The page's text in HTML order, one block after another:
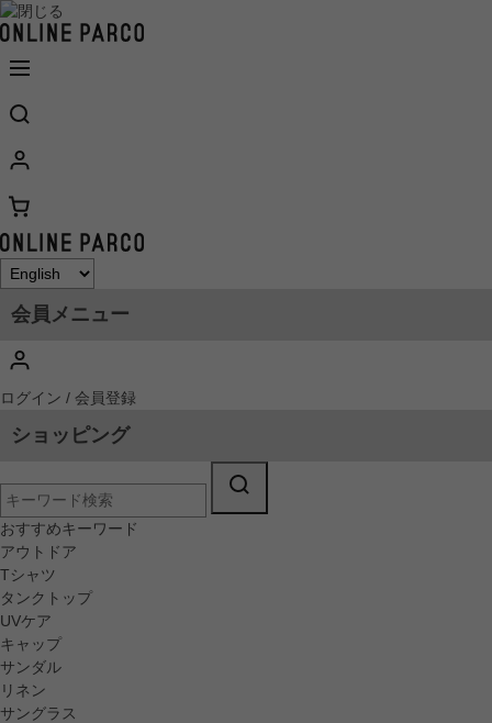
会員メニュー
ログイン / 会員登録
ショッピング
おすすめキーワード
アウトドア
Tシャツ
タンクトップ
UVケア
キャップ
サンダル
リネン
サングラス